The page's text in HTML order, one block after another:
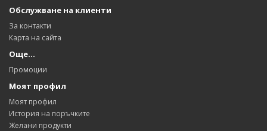
Обслужване на клиенти
За контакти
Карта на сайта
Още…
Промоции
Моят профил
Моят профил
История на поръчките
Желани продукти